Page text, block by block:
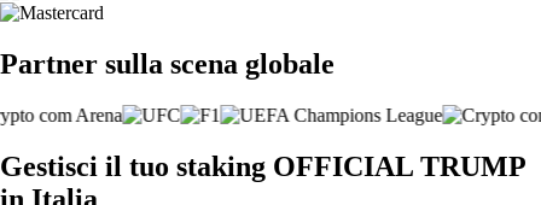
Partner sulla scena globale
Gestisci il tuo staking OFFICIAL TRUMP